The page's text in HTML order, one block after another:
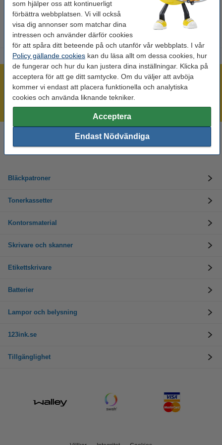
som hjälper oss att kontinuerligt
förbättra webbplatsen. Vi vill också
visa dig annonser som matchar dina
intressen och använder därför cookies
för att spåra ditt beteende på och utanför vår webbplats. I vår
Policy gällande cookies kan du läsa allt om dessa cookies, hur
de fungerar och hur du kan justera dina inställningar. Klicka på
acceptera för att ge ditt samtycke. Om du väljer att avböja
kommer vi endast att placera funktionella och analytiska
cookies och använda liknande tekniker.
Acceptera
Endast Nödvändiga
dom i 16 timmar och sedan tänds de automatiskt igen. På så sätt
kan du njuta av belysning under hela vintern.
Mer än 300.000 kunder!
Beställ innan 16:00 så skickar vi idag!
Alltid låga priser!
Behöver du hjälp? Ring oss på 08-550 04 123
Helgfria vardagar från kl. 9:00 till 16:00
Bläckpatroner
Tonerkassetter
Kontorsmaterial
Skrivare och skanner
Etikettskrivare
Batterier
Lampor och belysning
123ink.se
Tillgänglighet